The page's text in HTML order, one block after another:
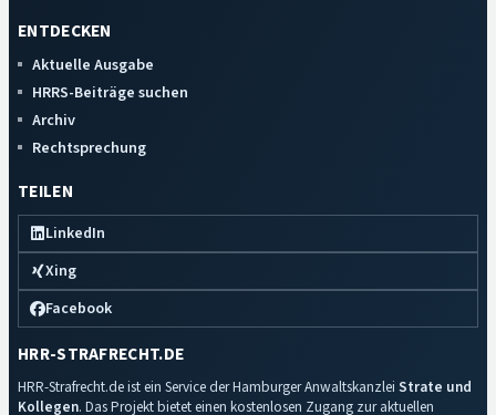
ENTDECKEN
Aktuelle Ausgabe
HRRS-Beiträge suchen
Archiv
Rechtsprechung
TEILEN
LinkedIn
Xing
Facebook
HRR-STRAFRECHT.DE
HRR-Strafrecht.de ist ein Service der Hamburger Anwaltskanzlei Strate und
Kollegen. Das Projekt bietet einen kostenlosen Zugang zur aktuellen